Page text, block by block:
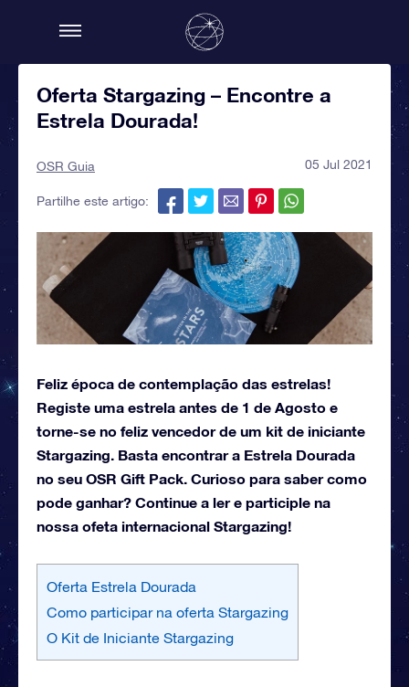
Oferta Stargazing – Encontre a
Estrela Dourada!
OSR Guia 05 Jul 2021
Partilhe este artigo:
Feliz época de contemplação das estrelas!
Registe uma estrela antes de 1 de Agosto e
torne-se no feliz vencedor de um kit de iniciante
Stargazing. Basta encontrar a Estrela Dourada
no seu OSR Gift Pack. Curioso para saber como
pode ganhar? Continue a ler e participle na
nossa ofeta internacional Stargazing!
Oferta Estrela Dourada
Como participar na oferta Stargazing
O Kit de Iniciante Stargazing